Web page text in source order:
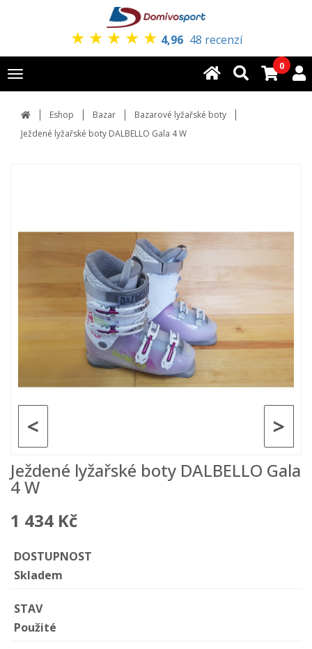
★ ★ ★ ★ ★ 4,96 48 recenzí
Toggle
navigation
0
Eshop Bazar
Bazarové lyžařské boty
Ježdené lyžařské boty DALBELLO Gala 4 W
>
<
Ježdené lyžařské boty DALBELLO Gala
4 W
1 434 Kč
DOSTUPNOST
Skladem
STAV
Použité